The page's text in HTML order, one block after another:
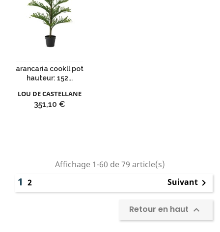
arancaria cookll pot
hauteur: 152...
LOU DE CASTELLANE
Prix
351,10 €
Affichage 1-60 de 79 article(s)
1 2 Suivant 
Retour en haut 